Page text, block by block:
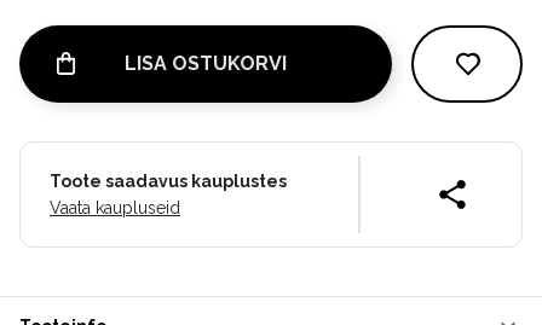
LISA OSTUKORVI
Toote saadavus kauplustes
Vaata kaupluseid